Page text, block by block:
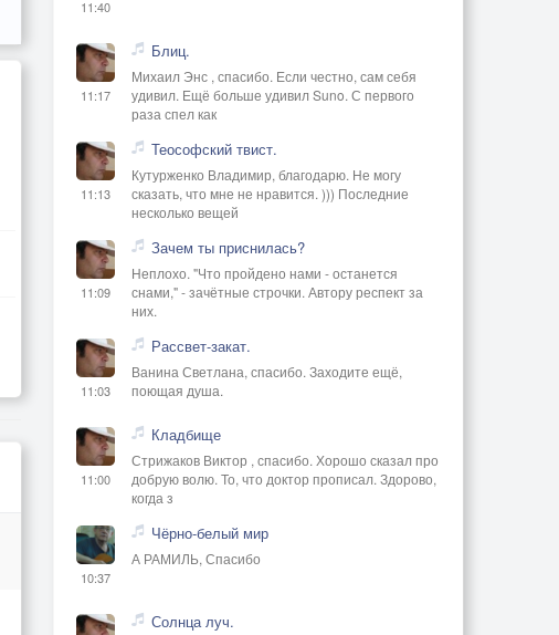
11:40
11:17
Блиц.
Михаил Энс , спасибо. Если честно, сам себя
удивил. Ещё больше удивил Suno. С первого
раза спел как
11:13
Теософский твист.
Кутурженко Владимир, благодарю. Не могу
сказать, что мне не нравится. ))) Последние
несколько вещей
11:09
Зачем ты приснилась?
Неплохо. "Что пройдено нами - останется
снами," - зачётные строчки. Автору респект за
них.
11:03
Рассвет-закат.
Ванина Светлана, спасибо. Заходите ещё,
поющая душа.
11:00
Кладбище
Стрижаков Виктор , спасибо. Хорошо сказал про
добрую волю. То, что доктор прописал. Здорово,
когда з
10:37
Чёрно-белый мир
А РАМИЛЬ, Спасибо
Солнца луч.